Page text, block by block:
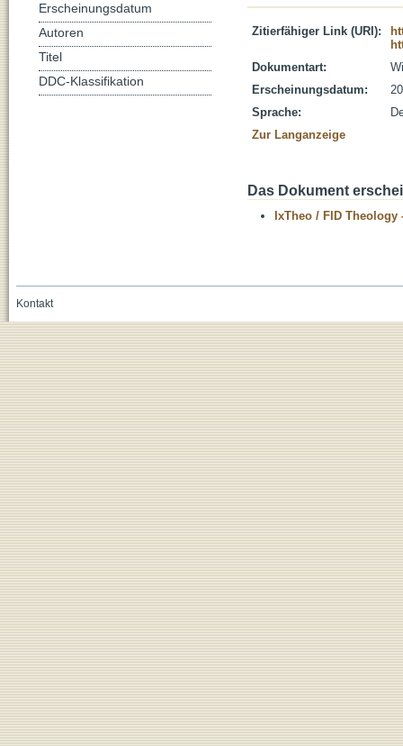
Zitierfähiger Link (URI):
Dokumentart:
Erscheinungsdatum:
Sprache:
Zur Langanzeige
Das Dokument
IxTheo / FID Theology
Erscheinungsdatum
Autoren
Titel
DDC-Klassifikation
Kontakt